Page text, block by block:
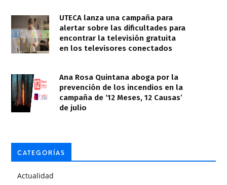
UTECA lanza una campaña para
alertar sobre las dificultades para
encontrar la televisión gratuita
en los televisores conectados
Ana Rosa Quintana aboga por la
prevención de los incendios en la
campaña de ‘12 Meses, 12 Causas’
de julio
CATEGORÍAS
Actualidad